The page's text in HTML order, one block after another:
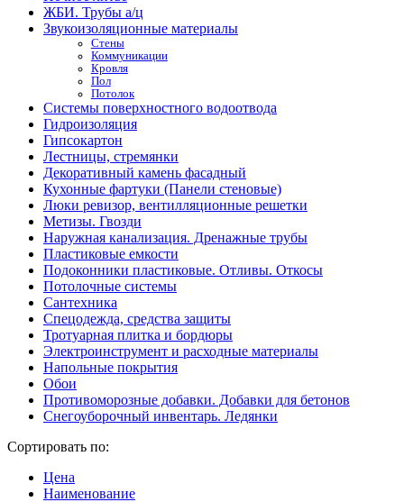
ЖБИ. Трубы а/ц
Звукоизоляционные материалы
Стены
Коммуникации
Кровля
Пол
Потолок
Системы поверхностного водоотвода
Гидроизоляция
Гипсокартон
Лестницы, стремянки
Декоративный камень фасадный
Кухонные фартуки (Панели стеновые)
Люки ревизор, вентилляционные решетки
Метизы. Гвозди
Наружная канализация. Дренажные трубы
Пластиковые емкости
Подоконники пластиковые. Отливы. Откосы
Потолочные системы
Сантехника
Спецодежда, средства защиты
Тротуарная плитка и бордюры
Электроинструмент и расходные материалы
Напольные покрытия
Обои
Противоморозные добавки. Добавки для бетонов
Снегоуборочный инвентарь. Ледянки
Сортировать по:
Цена
Наименование